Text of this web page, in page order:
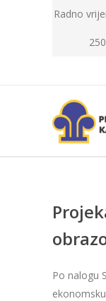
Radno
Po nalogu